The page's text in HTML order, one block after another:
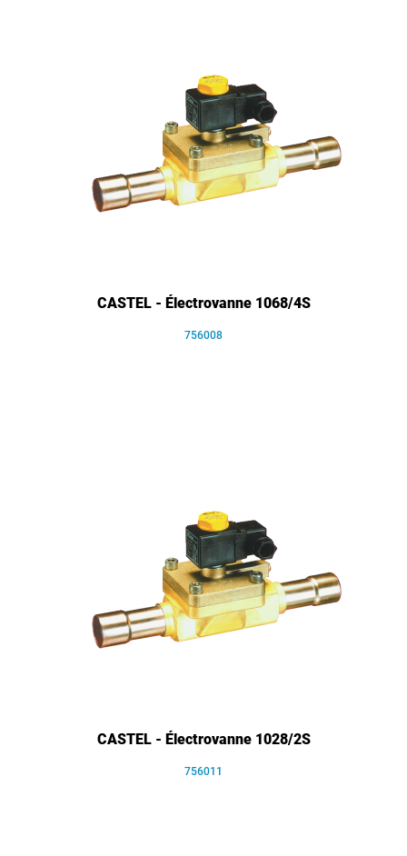
CASTEL - Électrovanne 1068/4S
756008
CASTEL - Électrovanne 1028/2S
756011